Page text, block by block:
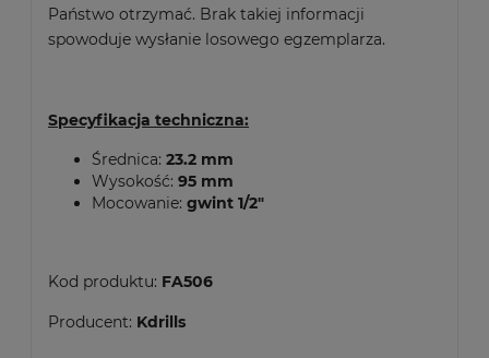
Państwo otrzymać. Brak takiej informacji
spowoduje wysłanie losowego egzemplarza.
Specyfikacja techniczna:
Średnica: 23.2 mm
Wysokość: 95 mm
Mocowanie: gwint 1/2"
Kod produktu: FA506
Producent: Kdrills